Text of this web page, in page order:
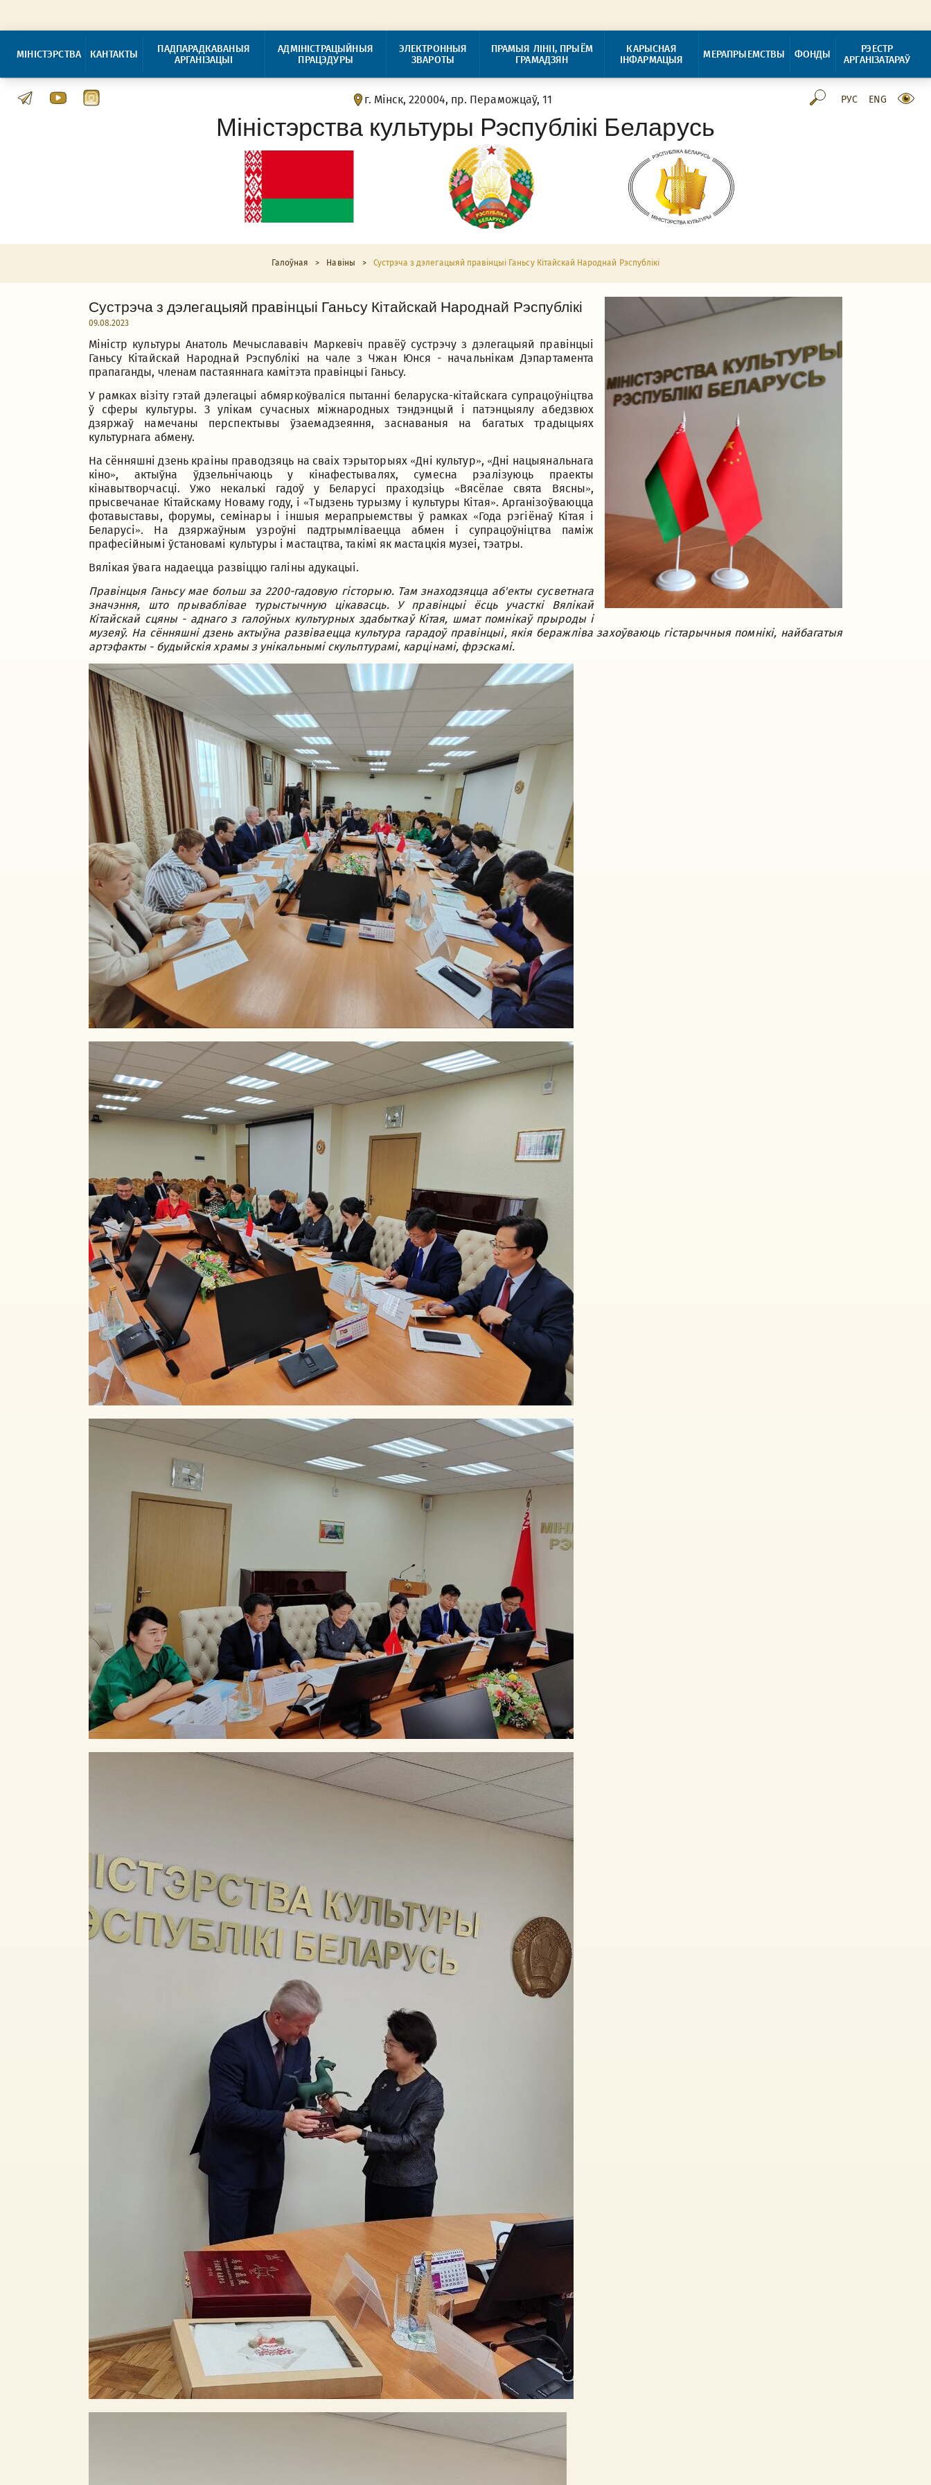
МІНІСТЭРСТВА КАНТАКТЫ
ПАДПАРАДКАВАНЫЯ
АРГАНІЗАЦЫІ
АДМІНІСТРАЦЫЙНЫЯ
ПРАЦЭДУРЫ
ЭЛЕКТРОННЫЯ
ЗВАРОТЫ
ПРАМЫЯ ЛІНІІ, ПРЫЁМ
ГРАМАДЗЯН
КАРЫСНАЯ
ІНФАРМАЦЫЯ
МЕРАПРЫЕМСТВЫ ФОНДЫ
РЭЕСТР
АРГАНІЗАТАРАЎ
г. Мінск, 220004, пр. Пераможцаў, 11 РУС ENG
Міністэрства культуры Рэспублікі Беларусь
Галоўная > Навіны > Сустрэча з дэлегацыяй правінцыі Ганьсу Кітайскай Народнай Рэспублікі
Сустрэча з дэлегацыяй правінцыі Ганьсу Кітайскай Народнай Рэспублікі
09.08.2023
Міністр культуры Анатоль Мечыслававіч Маркевіч правёў сустрэчу з дэлегацыяй правінцыі
Ганьсу Кітайскай Народнай Рэспублікі на чале з Чжан Юнся - начальнікам Дэпартамента
прапаганды, членам пастаяннага камітэта правінцыі Ганьсу.
У рамках візіту гэтай дэлегацыі абмяркоўваліся пытанні беларуска-кітайскага супрацоўніцтва
ў сферы культуры. З улікам сучасных міжнародных тэндэнцый і патэнцыялу абедзвюх
дзяржаў намечаны перспектывы ўзаемадзеяння, заснаваныя на багатых традыцыях
культурнага абмену.
На сённяшні дзень краіны праводзяць на сваіх тэрыторыях «Дні культур», «Дні нацыянальнага
кіно», актыўна ўдзельнічаюць у кінафестывалях, сумесна рэалізуюць праекты
кінавытворчасці. Ужо некалькі гадоў у Беларусі праходзіць «Вясёлае свята Вясны»,
прысвечанае Кітайскаму Новаму году, і «Тыдзень турызму і культуры Кітая». Арганізоўваюцца
фотавыставы, форумы, семінары і іншыя мерапрыемствы ў рамках «Года рэгіёнаў Кітая і
Беларусі». На дзяржаўным узроўні падтрымліваецца абмен і супрацоўніцтва паміж
прафесійнымі ўстановамі культуры і мастацтва, такімі як мастацкія музеі, тэатры.
Вялікая ўвага надаецца развіццю галіны адукацыі.
Правінцыя Ганьсу мае больш за 2200-гадовую гісторыю. Там знаходзяцца аб'екты сусветнага
значэння, што прываблівае турыстычную цікавасць. У правінцыі ёсць участкі Вялікай
Кітайскай сцяны - аднаго з галоўных культурных здабыткаў Кітая, шмат помнікаў прыроды і
музеяў. На сённяшні дзень актыўна развіваецца культура гарадоў правінцыі, якія беражліва захоўваюць гістарычныя помнікі, найбагатыя
артэфакты - будыйскія храмы з унікальнымі скульптурамі, карцінамі, фрэскамі.